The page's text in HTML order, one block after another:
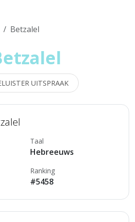
Betzalel
UITSPRAAK
Taal
Hebreeuws
Ranking
#5458